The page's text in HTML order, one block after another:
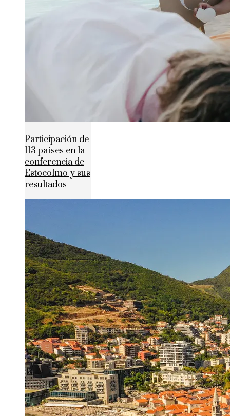
Participación de
113 países en la
conferencia de
Estocolmo y sus
resultados